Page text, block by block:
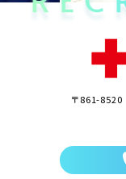
〒861-